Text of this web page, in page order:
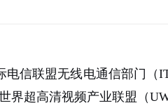
信联盟无线电通信部门（
界超高清视频产业联盟（